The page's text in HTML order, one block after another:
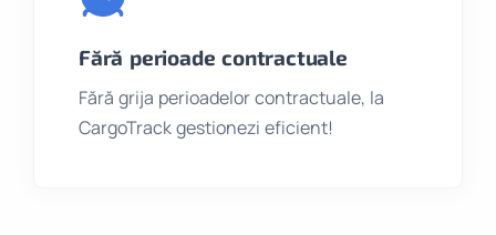
Fără perioade contractuale
Fără grija perioadelor contractuale, la
CargoTrack gestionezi eficient!